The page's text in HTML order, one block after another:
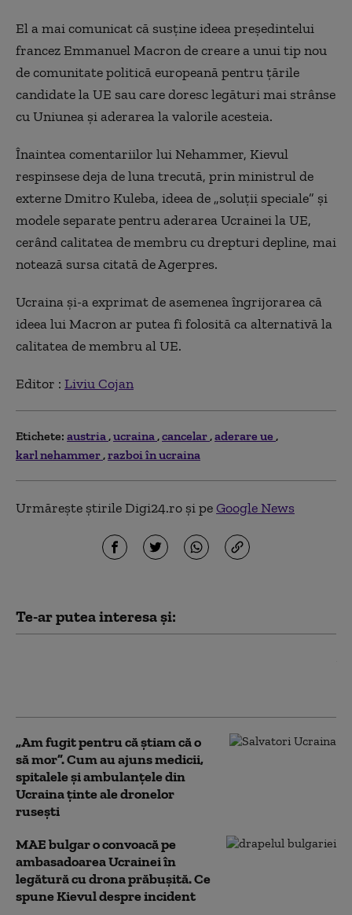
El a mai comunicat că susţine ideea preşedintelui
francez Emmanuel Macron de creare a unui tip nou
de comunitate politică europeană pentru ţările
candidate la UE sau care doresc legături mai strânse
cu Uniunea şi aderarea la valorile acesteia.
Înaintea comentariilor lui Nehammer, Kievul
respinsese deja de luna trecută, prin ministrul de
externe Dmitro Kuleba, ideea de „soluţii speciale” şi
modele separate pentru aderarea Ucrainei la UE,
cerând calitatea de membru cu drepturi depline, mai
notează sursa citată de Agerpres.
Ucraina şi-a exprimat de asemenea îngrijorarea că
ideea lui Macron ar putea fi folosită ca alternativă la
calitatea de membru al UE.
Editor : Liviu Cojan
Etichete: austria ucraina cancelar aderare ue
karl nehammer razboi în ucraina
Urmărește știrile Digi24.ro și peGoogle News
Te-ar putea interesa și:
„Am fugit pentru că știam că o
să mor”. Cum au ajuns medicii,
spitalele și ambulanțele din
Ucraina ținte ale dronelor
rusești
MAE bulgar o convoacă pe
ambasadoarea Ucrainei în
legătură cu drona prăbuşită. Ce
spune Kievul despre incident